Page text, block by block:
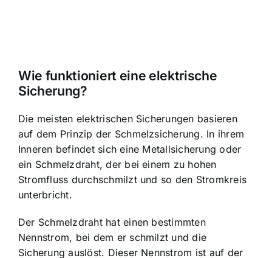
Wie funktioniert eine elektrische
Sicherung?
Die meisten elektrischen Sicherungen basieren
auf dem Prinzip der Schmelzsicherung. In ihrem
Inneren befindet sich eine Metallsicherung oder
ein Schmelzdraht, der bei einem zu hohen
Stromfluss durchschmilzt und so den Stromkreis
unterbricht.
Der Schmelzdraht hat einen bestimmten
Nennstrom, bei dem er schmilzt und die
Sicherung auslöst. Dieser Nennstrom ist auf der